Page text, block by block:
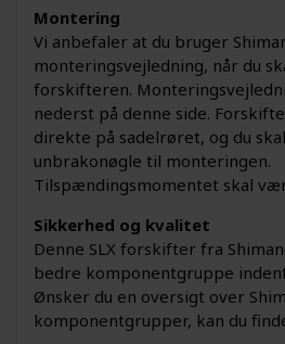
Montering
Vi anbefaler at du bruger
monteringsvejledning, når du
forskifteren.
nederst på denne side.
direkte på sadelrøret, og du
unbrakonøgle til monteringen.
Tilspændingsmomentet skal
Sikkerhed og kvalitet
Denne SLX forskifter fra
bedre komponentgruppe
Ønsker du en oversigt over
komponentgrupper, kan du